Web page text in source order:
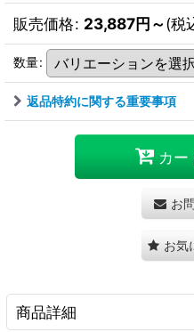
販売価格: 23,887円～(税
数量:
返品特約に関する重要事項
カー
お
お気
商品詳細